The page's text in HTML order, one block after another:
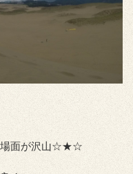
場面が沢山☆★☆